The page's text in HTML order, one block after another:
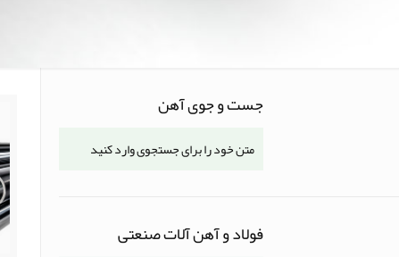
جست و جوی آهن
فولاد و آهن آلات صنعتی